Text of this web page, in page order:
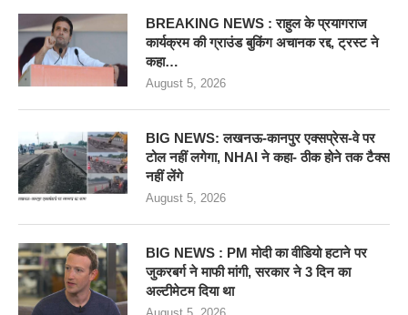
BREAKING NEWS : राहुल के प्रयागराज
कार्यक्रम की ग्राउंड बुकिंग अचानक रद्द, ट्रस्ट ने
कहा…
August 5, 2026
BIG NEWS: लखनऊ-कानपुर एक्सप्रेस-वे पर
टोल नहीं लगेगा, NHAI ने कहा- ठीक होने तक टैक्स
नहीं लेंगे
August 5, 2026
BIG NEWS : PM मोदी का वीडियो हटाने पर
जुकरबर्ग ने माफी मांगी, सरकार ने 3 दिन का
अल्टीमेटम दिया था